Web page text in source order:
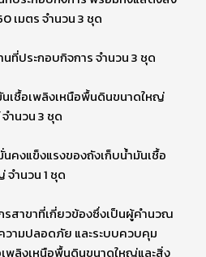
เมตร จำนวน 3 ชุด
ที่ประกอบกิจการ จำนวน 3 ชุด
เชื้อเพลิงเหนือพื้นดินขนาดใหญ่
ำนวน 3 ชุด
คงแข็งแรงของถังเก็บน้ำมันเชื้อ
ำนวน 1 ชุด
รสาขาที่เกี่ยวข้องซึ่งเป็นผู้คำนวณ
วามปลอดภัย และระบบควบคุม
พลิงเหนือพื้นดินขนาดใหญ่และสิ่ง